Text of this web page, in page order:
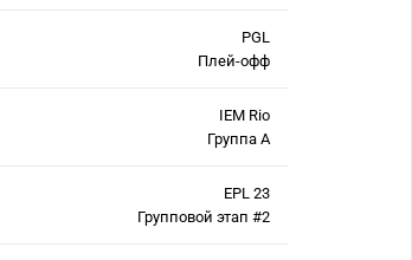
PGL
Плей-офф
IEM Rio
Группа А
EPL 23
Групповой этап #2